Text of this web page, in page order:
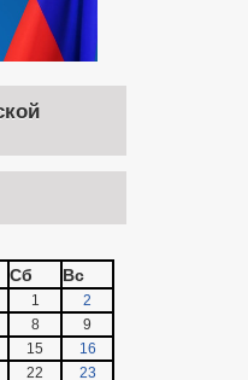
Сб Вс
1
2
8
9
15
16
22
23